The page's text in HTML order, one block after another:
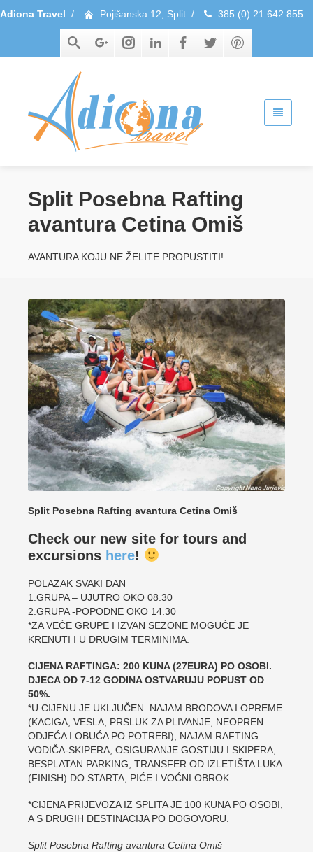
Adiona Travel / Pojišanska 12, Split / 385 (0) 21 642 855
Split Posebna Rafting
avantura Cetina Omiš
AVANTURA KOJU NE ŽELITE PROPUSTITI!
Split Posebna Rafting avantura Cetina Omiš
Check our new site for tours and
excursions here!
POLAZAK SVAKI DAN
1.GRUPA – UJUTRO OKO 08.30
2.GRUPA -POPODNE OKO 14.30
*ZA VEĆE GRUPE I IZVAN SEZONE MOGUĆE JE
KRENUTI I U DRUGIM TERMINIMA.
CIJENA RAFTINGA: 200 KUNA (27EURA) PO OSOBI.
DJECA OD 7-12 GODINA OSTVARUJU POPUST OD
50%.
*U CIJENU JE UKLJUČEN: NAJAM BRODOVA I OPREME
(KACIGA, VESLA, PRSLUK ZA PLIVANJE, NEOPREN
ODJEĆA I OBUĆA PO POTREBI), NAJAM RAFTING
VODIČA-SKIPERA, OSIGURANJE GOSTIJU I SKIPERA,
BESPLATAN PARKING, TRANSFER OD IZLETIŠTA LUKA
(FINISH) DO STARTA, PIĆE I VOĆNI OBROK.
*CIJENA PRIJEVOZA IZ SPLITA JE 100 KUNA PO OSOBI,
A S DRUGIH DESTINACIJA PO DOGOVORU.
Split Posebna Rafting avantura Cetina Omiš